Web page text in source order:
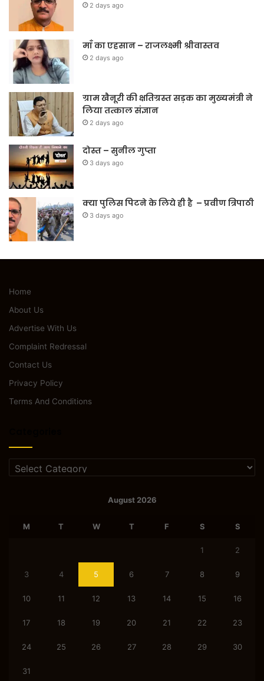
2 days ago
माँ का एहसान – राजलक्ष्मी श्रीवास्तव
2 days ago
ग्राम खैनूरी की क्षतिग्रस्त सड़क का मुख्यमंत्री ने
लिया तत्काल संज्ञान
2 days ago
दोस्त – सुनील गुप्ता
3 days ago
क्या पुलिस पिटने के लिये ही है – प्रवीण त्रिपाठी
3 days ago
Home
About Us
Advertise With Us
Complaint Redressal
Contact Us
Privacy Policy
Terms And Conditions
Categories
August 2026
M T W T F S S
1 2
3 4 5 6 7 8 9
10 11 12 13 14 15 16
17 18 19 20 21 22 23
24 25 26 27 28 29 30
31